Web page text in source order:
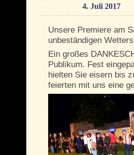
4. Juli 2017
Unsere Premiere am
unbeständigen
Ein großes
Publikum. Fest
hielten Sie eisern bis
feierten mit uns eine